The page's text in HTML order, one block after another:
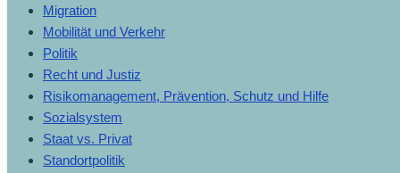
Migration
Mobilität und Verkehr
Politik
Recht und Justiz
Risikomanagement, Prävention, Schutz und Hilfe
Sozialsystem
Staat vs. Privat
Standortpolitik